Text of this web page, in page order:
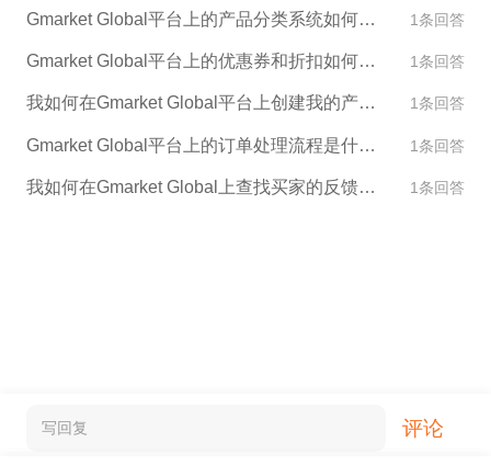
Gmarket Global平台上的产品分类系统如何运作？ 1条回答
Gmarket Global平台上的优惠券和折扣如何使用？ 1条回答
我如何在Gmarket Global平台上创建我的产品描述和图片？ 1条回答
Gmarket Global平台上的订单处理流程是什么样的？ 1条回答
我如何在Gmarket Global上查找买家的反馈和评论？ 1条回答
写回复 评论